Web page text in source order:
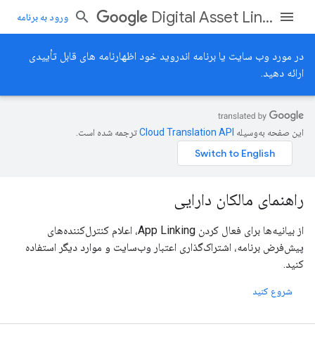
Digital Asset Links ورود به برنامه
در مورد وب سایت یا برنامه اندروید خود اظهارنامه های قابل تأییدی
ارائه دهید.
این صفحه به‌وسیله ترجمه شده است.
راهنمای مالکان دارایی
از بیانیه‌ها برای فعال کردن App Linking، اعلام کنترل‌کننده‌های
پیش‌فرض برنامه، اشتراک‌گذاری اعتبار وب‌سایت و موارد دیگر استفاده
کنید.
شروع کنید